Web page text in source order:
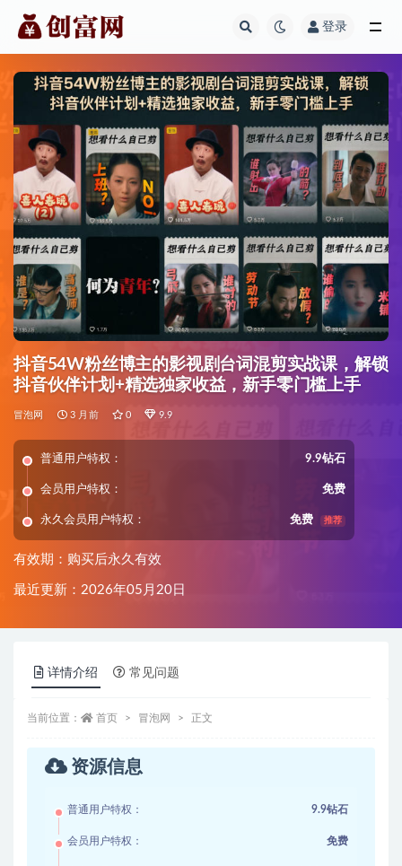
登录
抖音54W粉丝博主的影视剧台词混剪实战课，解锁
抖音伙伴计划+精选独家收益，新手零门槛上手
冒泡网 3 月前 0 9.9
普通用户特权： 9.9钻石
会员用户特权： 免费
永久会员用户特权： 免费 推荐
有效期：购买后永久有效
最近更新：2026年05月20日
详情介绍 常见问题
当前位置： 首页 冒泡网 正文
资源信息
普通用户特权： 9.9钻石
会员用户特权： 免费